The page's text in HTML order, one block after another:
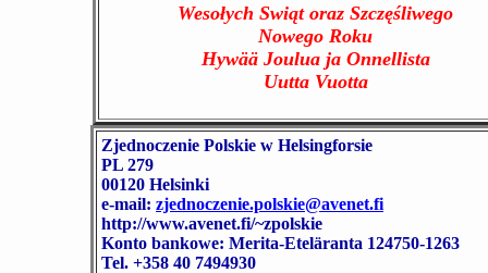
Wesołych Swiąt oraz Szczęśliwego
Nowego Roku
Hywää Joulua ja Onnellista
Uutta Vuotta
Zjednoczenie Polskie w Helsingforsie
PL 279
00120 Helsinki
e-mail: zjednoczenie.polskie@avenet.fi
http://www.avenet.fi/~zpolskie
Konto bankowe: Merita-Eteläranta 124750-1263
Tel. +358 40 7494930